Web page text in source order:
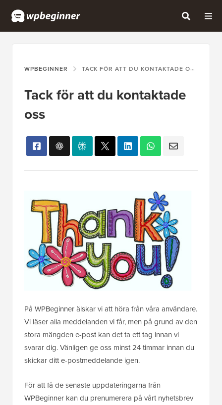
WPBEGINNER TACK FÖR ATT DU KONTAKTADE OSS
Tack för att du kontaktade
oss
På WPBeginner älskar vi att höra från våra användare.
Vi läser alla meddelanden vi får, men på grund av den
stora mängden e-post kan det ta ett tag innan vi
svarar dig. Vänligen ge oss minst 24 timmar innan du
skickar ditt e-postmeddelande igen.
För att få de senaste uppdateringarna från
WPBeginner kan du prenumerera på vårt nyhetsbrev